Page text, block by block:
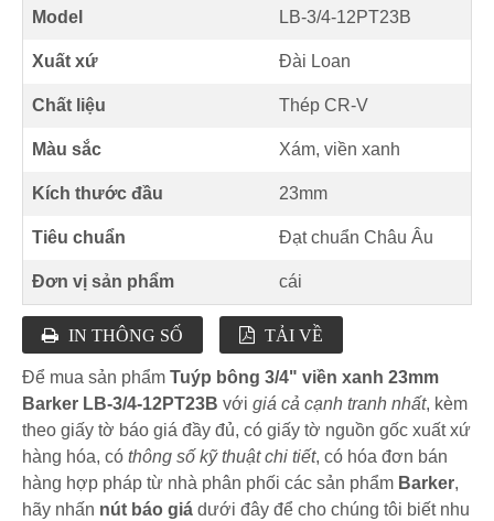
Model LB-3/4-12PT23B
Xuất xứ Đài Loan
Chất liệu Thép CR-V
Màu sắc Xám, viền xanh
Kích thước đầu 23mm
Tiêu chuẩn Đạt chuẩn Châu Âu
Đơn vị sản phẩm cái
IN THÔNG SỐ TẢI VỀ
Để mua sản phẩm Tuýp bông 3/4" viền xanh 23mm
Barker LB-3/4-12PT23B với giá cả cạnh tranh nhất, kèm
theo giấy tờ báo giá đầy đủ, có giấy tờ nguồn gốc xuất xứ
hàng hóa, có thông số kỹ thuật chi tiết, có hóa đơn bán
hàng hợp pháp từ nhà phân phối các sản phẩm Barker,
hãy nhấn nút báo giá dưới đây để cho chúng tôi biết nhu